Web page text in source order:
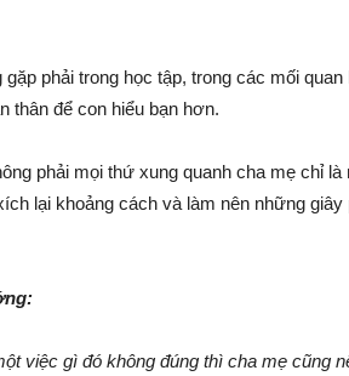
gặp phải trong học tập, trong các mối
thân để con hiểu bạn hơn.
phải mọi thứ xung quanh cha mẹ chỉ
lại khoảng cách và làm nên những
việc gì đó không đúng thì cha mẹ cũng